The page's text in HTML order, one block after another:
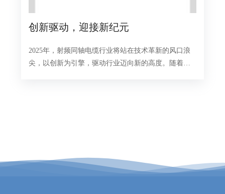
创新驱动，迎接新纪元
2025年，射频同轴电缆行业将站在技术革新的风口浪
尖，以创新为引擎，驱动行业迈向新的高度。随着全